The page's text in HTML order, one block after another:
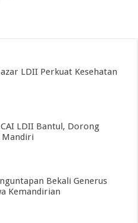
LDII Perkuat Kesehatan
LDII Bantul, Dorong
Mandiri
Bekali Generus
Kemandirian